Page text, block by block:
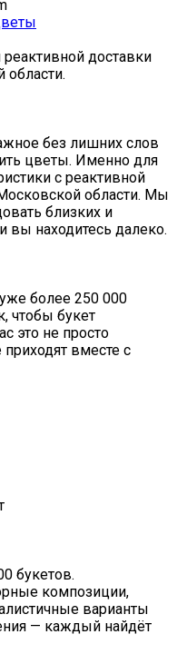
доставки
без лишних слов
цветы. Именно для
с реактивной
области. Мы
близких и
вы находитесь далеко.
более 250 000
чтобы букет
это не просто
вместе с
букетов.
композиции,
варианты
— каждый найдёт